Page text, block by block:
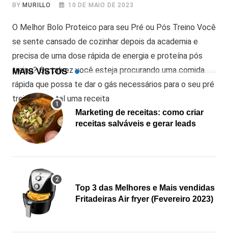
BY MURILLO 10 DE MAIO DE 2023
O Melhor Bolo Proteico para seu Pré ou Pós Treino Você
se sente cansado de cozinhar depois da academia e
precisa de uma dose rápida de energia e proteína pós
treino? Ou talvez você esteja procurando uma comida
rápida que possa te dar o gás necessários para o seu pré
treino? Que tal uma receita
MAIS VISTOS
Marketing de receitas: como criar
receitas salváveis e gerar leads
Top 3 das Melhores e Mais vendidas
Fritadeiras Air fryer (Fevereiro 2023)